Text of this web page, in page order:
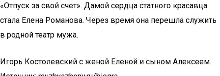
«Отпуск за свой счет». Дамой сердца статного красавца
стала Елена Романова. Через время она перешла служить
в родной театр мужа.
Игорь Костолевский с женой Еленой и сыном Алексеем.